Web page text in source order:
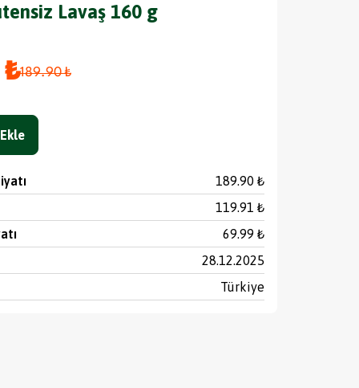
Lavaş 160 g
189.90 ₺
189.90 ₺
119.91 ₺
69.99 ₺
28.12.2025
Türkiye